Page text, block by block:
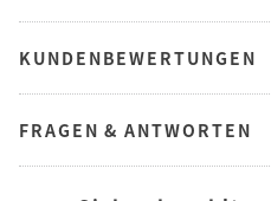
KUNDENBEWERTUNGEN
FRAGEN & ANTWORTEN